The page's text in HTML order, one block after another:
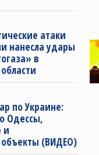
атаки
нанесла удары
в
по Украине:
Одессы,
и
(ВИДЕО)